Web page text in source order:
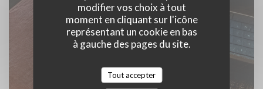
modifier vos choix à tout
moment en cliquant sur l'icône
représentant un cookie en bas
à gauche des pages du site.
Tout accepter